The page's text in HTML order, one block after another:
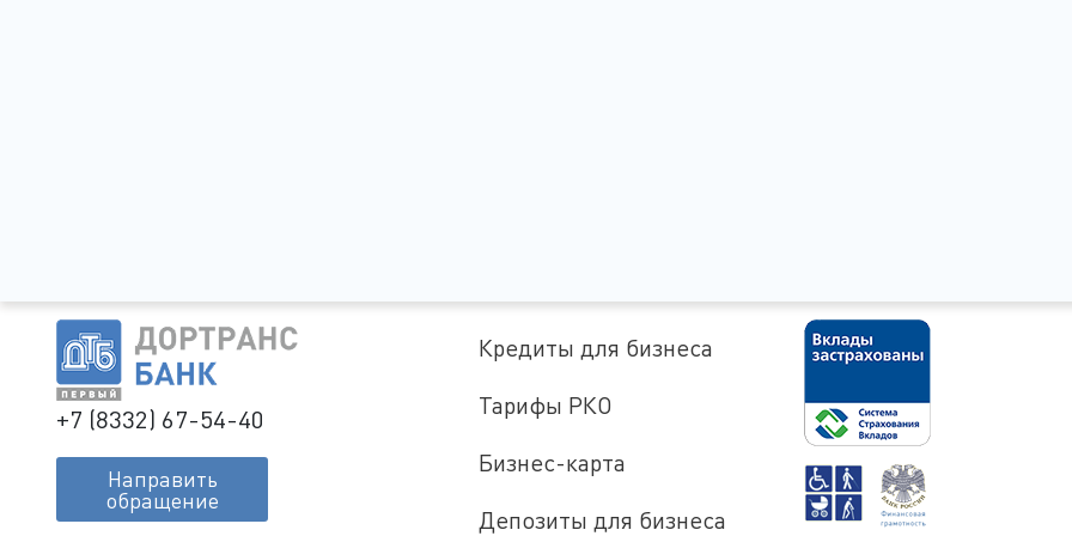
Кредиты для бизнеса
Тарифы РКО
Бизнес-карта
Депозиты для бизнеса
+7 (8332) 67-54-40
Направить
обращение